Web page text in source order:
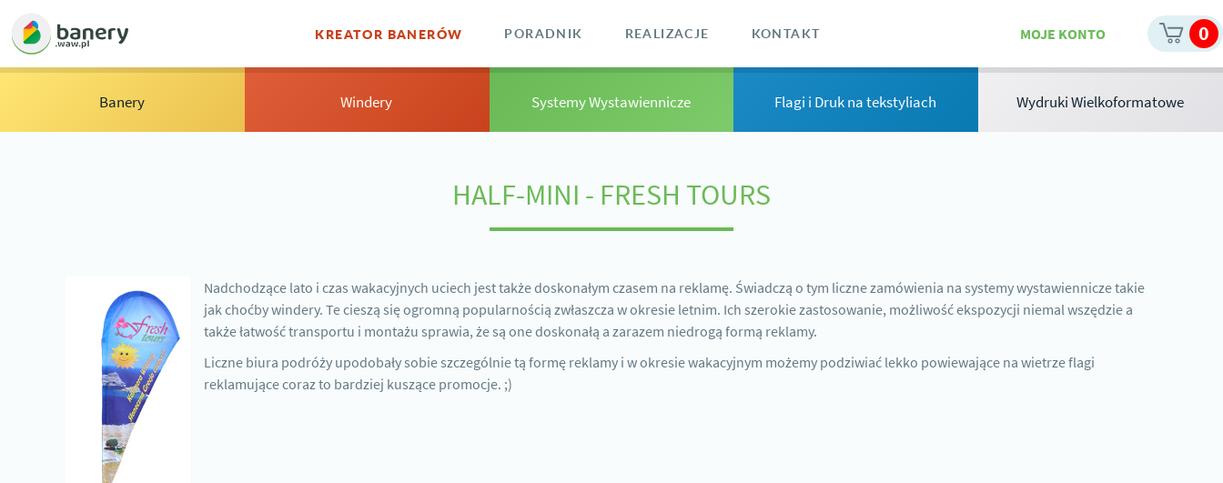
KREATOR BANERÓW PORADNIK REALIZACJE KONTAKT MOJE KONTO 0
Banery Windery Systemy Wystawiennicze Flagi i Druk na tekstyliach Wydruki Wielkoformatowe
HALF-MINI - FRESH TOURS
Nadchodzące lato i czas wakacyjnych uciech jest także doskonałym czasem na reklamę. Świadczą o tym liczne zamówienia na systemy wystawiennicze takie
jak choćby windery. Te cieszą się ogromną popularnością zwłaszcza w okresie letnim. Ich szerokie zastosowanie, możliwość ekspozycji niemal wszędzie a
także łatwość transportu i montażu sprawia, że są one doskonałą a zarazem niedrogą formą reklamy.
Liczne biura podróży upodobały sobie szczególnie tą formę reklamy i w okresie wakacyjnym możemy podziwiać lekko powiewające na wietrze flagi
reklamujące coraz to bardziej kuszące promocje. ;)